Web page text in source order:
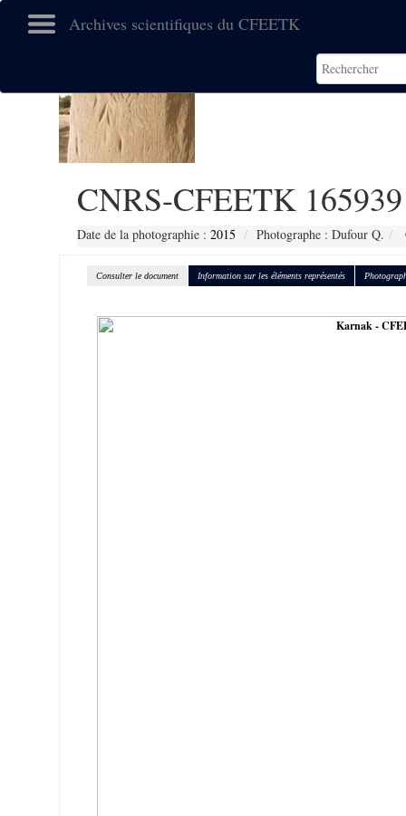
Archives scientifiques du CFEETK
CNRS-CFEETK 165939
Date de la photographie : 2015 Photographe : Dufour Q.
Consulter le document Information sur les éléments représentés